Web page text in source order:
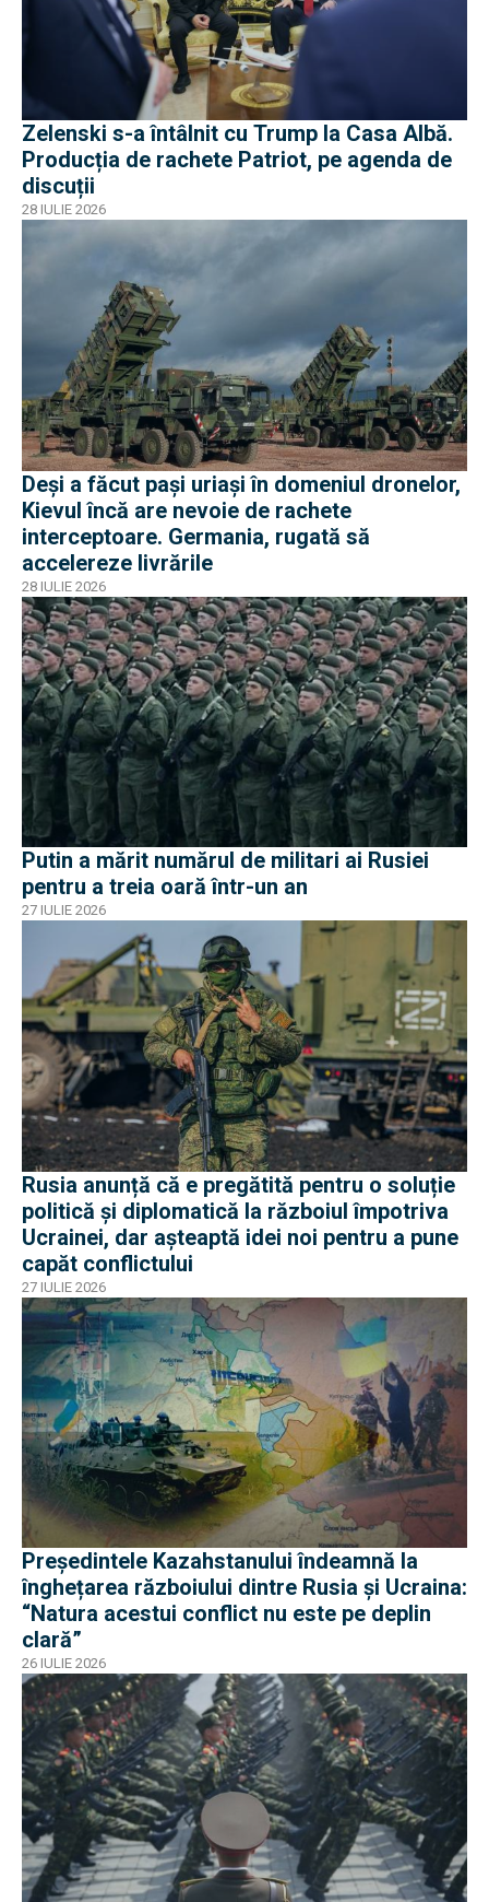
Zelenski s-a întâlnit cu Trump la Casa Albă.
Producția de rachete Patriot, pe agenda de
discuții
28 IULIE 2026
Deși a făcut pași uriași în domeniul dronelor,
Kievul încă are nevoie de rachete
interceptoare. Germania, rugată să
accelereze livrările
28 IULIE 2026
Putin a mărit numărul de militari ai Rusiei
pentru a treia oară într-un an
27 IULIE 2026
Rusia anunță că e pregătită pentru o soluție
politică și diplomatică la războiul împotriva
Ucrainei, dar așteaptă idei noi pentru a pune
capăt conflictului
27 IULIE 2026
Președintele Kazahstanului îndeamnă la
înghețarea războiului dintre Rusia și Ucraina:
“Natura acestui conflict nu este pe deplin
clară”
26 IULIE 2026